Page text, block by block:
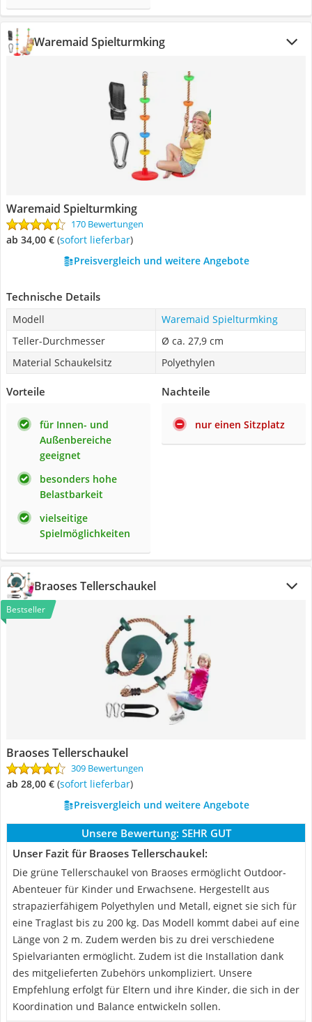
Waremaid Spielturmking
Waremaid Spielturmking
170 Bewertungen
ab 34,00 € ( Sofort lieferbar)
Preisvergleich und weitere Angebote
Technische Details
Modell
Waremaid Spielturmking
Teller-Durchmesser
Ø ca. 27,9 cm
Material Schaukelsitz
Polyethylen
Vorteile
für Innen- und
Außenbereiche
geeignet
besonders hohe
Belastbarkeit
vielseitige
Spielmöglichkeiten
Nachteile
nur einen Sitzplatz
Braoses Tellerschaukel
Bestseller
Braoses Tellerschaukel
309 Bewertungen
ab 28,00 € ( Sofort lieferbar)
Preisvergleich und weitere Angebote
Unsere Bewertung: SEHR GUT
Unser Fazit für Braoses Tellerschaukel:
Die grüne Tellerschaukel von Braoses ermöglicht Outdoor-
Abenteuer für Kinder und Erwachsene. Hergestellt aus
strapazierfähigem Polyethylen und Metall, eignet sie sich für
eine Traglast bis zu 200 kg. Das Modell kommt dabei auf eine
Länge von 2 m. Zudem werden bis zu drei verschiedene
Spielvarianten ermöglicht. Zudem ist die Installation dank
des mitgelieferten Zubehörs unkompliziert. Unsere
Empfehlung erfolgt für Eltern und ihre Kinder, die sich in der
Koordination und Balance entwickeln sollen.